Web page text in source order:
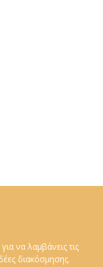
να λαμβάνεις τις
διακόσμησης.